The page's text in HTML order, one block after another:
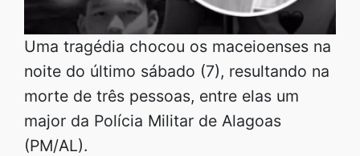
Uma tragédia chocou os maceioenses na
noite do último sábado (7), resultando na
morte de três pessoas, entre elas um
major da Polícia Militar de Alagoas
(PM/AL).